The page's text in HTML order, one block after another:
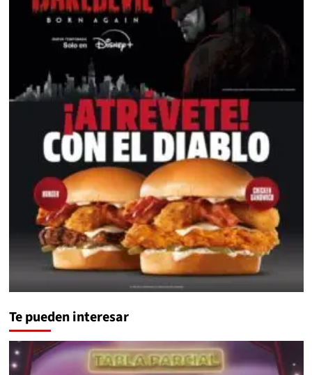
Te pueden interesar